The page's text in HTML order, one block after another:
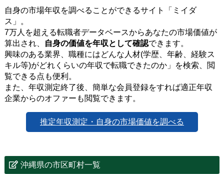
自身の市場年収を調べることができるサイト「ミイダ
ス」。
7万人を超える転職者データベースからあなたの市場価値が
算出され、
自身の価値を年収として確認できます。
興味のある業界、職種にはどんな人材(学歴、年齢、経験ス
キル等)がどれくらいの年収で転職できたのか」を検索、閲
覧できる点も便利。
また、年収測定終了後、簡単な会員登録をすれば適正年収
企業からのオファーも閲覧できます。
推定年収測定・自身の市場価値を調べる
沖縄県の市区町村一覧